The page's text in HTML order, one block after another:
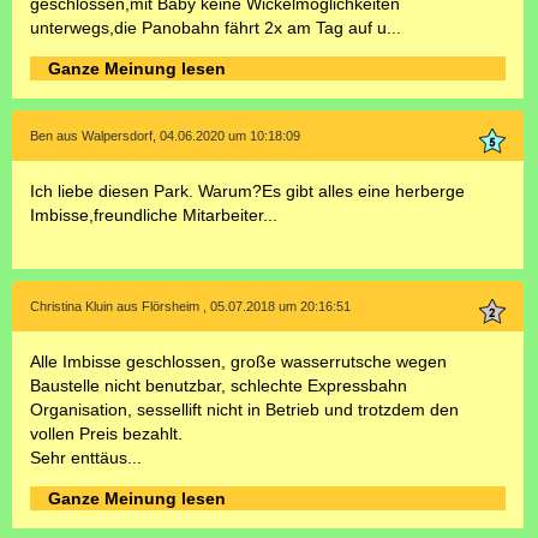
unterwegs,die Panobahn fährt 2x am Tag auf u...
Ganze Meinung lesen
Ben aus Walpersdorf, 04.06.2020 um 10:18:09
Ich liebe diesen Park. Warum?Es gibt alles eine herberge
Imbisse,freundliche Mitarbeiter...
Christina Kluin aus Flörsheim , 05.07.2018 um 20:16:51
Alle Imbisse geschlossen, große wasserrutsche wegen
Baustelle nicht benutzbar, schlechte Expressbahn
Organisation, sessellift nicht in Betrieb und trotzdem den
vollen Preis bezahlt.
Sehr enttäus...
Ganze Meinung lesen